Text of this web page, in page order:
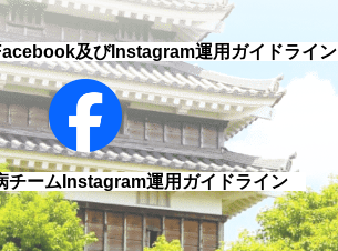
及びInstagram運用ガイドライン
ームInstagram運用ガイドライン